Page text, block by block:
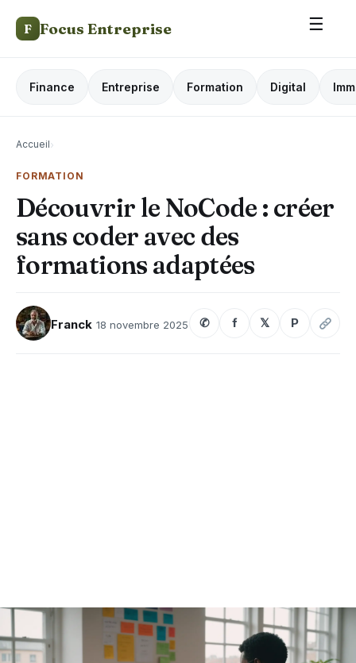
F Focus Entreprise ☰
Finance Entreprise Formation Digital
Accueil›
FORMATION
Découvrir le NoCode : créer
sans coder avec des
formations adaptées
Franck 18 novembre 2025 ✆ f 𝕏 P